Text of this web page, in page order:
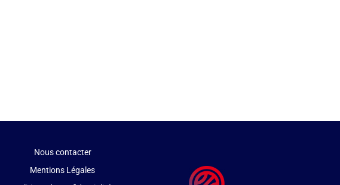
Nous contacter
Mentions Légales